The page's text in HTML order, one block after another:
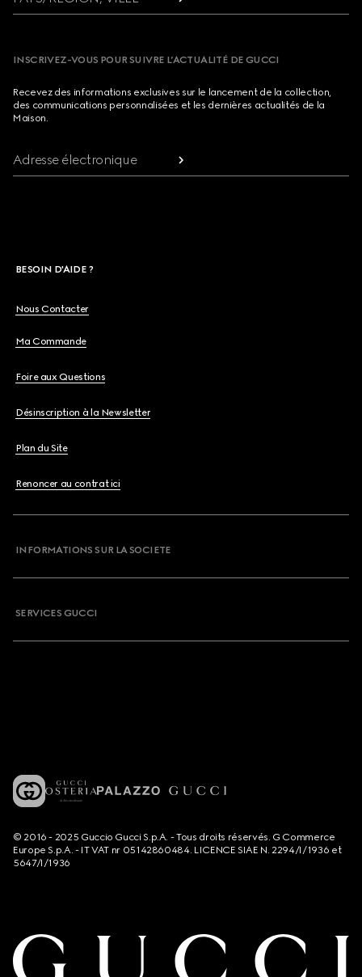
INSCRIVEZ-VOUS POUR SUIVRE L’ACTUALITÉ DE GUCCI
Recevez des informations exclusives sur le lancement de la collection,
des communications personnalisées et les dernières actualités de la
Maison.
Adresse électronique
BESOIN D'AIDE ?
Nous Contacter
Ma Commande
Foire aux Questions
Désinscription à la Newsletter
Plan du Site
Renoncer au contrat ici
INFORMATIONS SUR LA SOCIETE
SERVICES GUCCI
© 2016 - 2025 Guccio Gucci S.p.A. - Tous droits réservés. G Commerce
Europe S.p.A. - IT VAT nr 05142860484. LICENCE SIAE N. 2294/I/1936 et
5647/I/1936